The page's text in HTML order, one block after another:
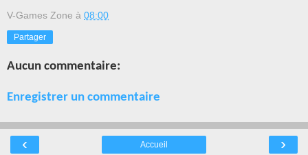
V-Games Zone à 08:00
Partager
Aucun commentaire:
Enregistrer un commentaire
‹ ›
Accueil